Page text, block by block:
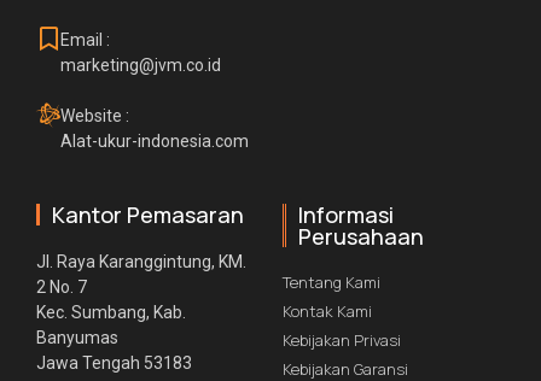
Email :
marketing@jvm.co.id
Website :
Alat-ukur-indonesia.com
Kantor Pemasaran
Jl. Raya Karanggintung, KM.
2 No. 7
Kec. Sumbang, Kab.
Banyumas
Jawa Tengah 53183
Informasi
Perusahaan
Tentang Kami
Kontak Kami
Kebijakan Privasi
Kebijakan Garansi